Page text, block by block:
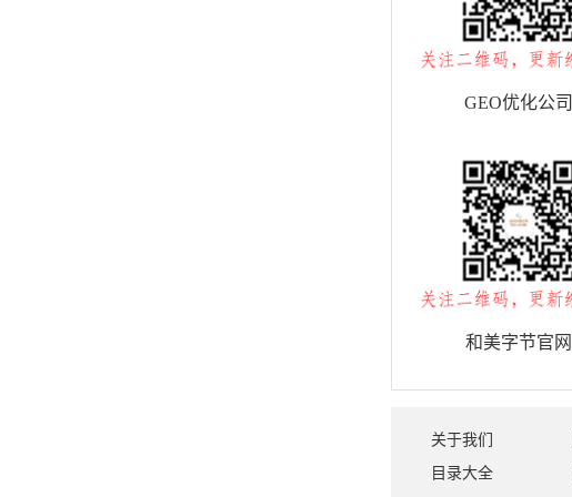
GEO优化公司
和美字节官网
关于我们
目录大全